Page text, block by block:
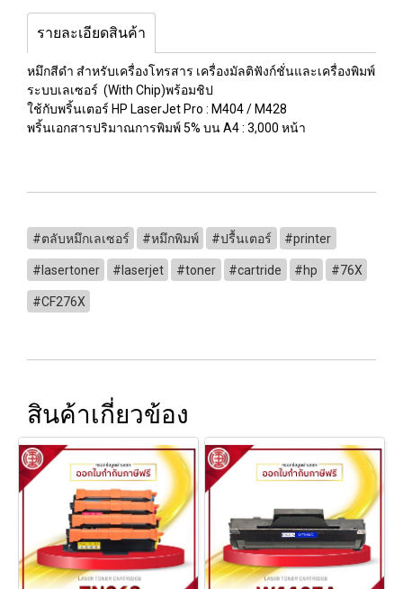
รายละเอียดสินค้า
หมึกสีดำ สำหรับเครื่องโทรสาร เครื่องมัลติฟังก์ชั่นและเครื่องพิมพ์
ระบบเลเซอร์ (With Chip)พร้อมชิป
ใช้กับพริ้นเตอร์ HP LaserJet Pro : M404 / M428
พริ้นเอกสารปริมาณการพิมพ์ 5% บน A4 : 3,000 หน้า
#ตลับหมึกเลเซอร์ #หมึกพิมพ์ #ปรื้นเตอร์ #printer
#lasertoner #laserjet #toner #cartride #hp #76X
#CF276X
สินค้าเกี่ยวข้อง